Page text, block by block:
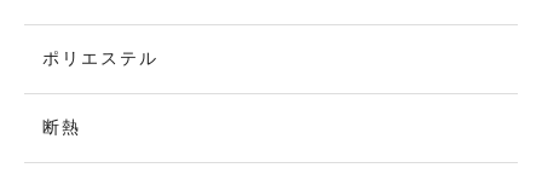
ポリエステル
断熱